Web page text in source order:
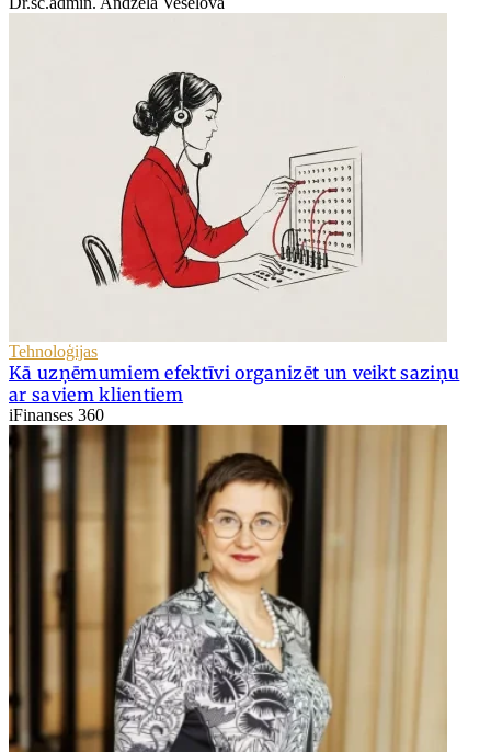
Tehnoloģijas
Kā uzņēmumiem efektīvi organizēt un veikt saziņu
ar saviem klientiem
iFinanses 360